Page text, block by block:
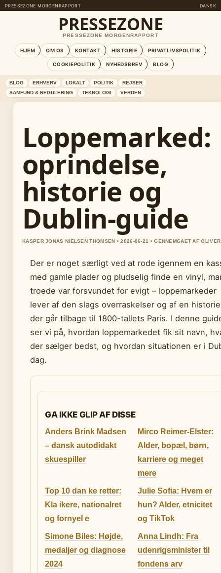
PRESSEZONE MORGENRAPPORT DANSK
PRESSEZONE
PRESSEZONE MORGENRAPPORT
HJEM OM OS KONTAKT HISTORIE PRIVATLIVSPOLITIK
COOKIEPOLITIK NYHEDSBREV BLOG
BLOG ERHVERV LOKALT POLITIK
REJSER
SAMFUND & REGULERING
TEKNOLOGI VERDEN
Loppemarked:
oprindelse,
historie og
Dublin-guide
KASPER JONAS NIELSEN THOMSEN • 2026-06-21 • GENNEMGAET AF
Der er noget særligt ved at rode igennem en
med gamle plader og pludselig finde en vinyl,
troede var forsvundet for evigt – loppemarkeder
lever af den slags overraskelser og af en
der går tilbage til 1800-tallets Paris. I denne
ser vi på, hvordan loppemarkedet fik sit navn,
der sælger bedst, og hvordan situationen er i
dag.
GA IKKE GLIP AF DISSE
Anders Brink Madsen
– dansk autodidakt
skuespiller
Mirco Reimer-Elster:
Alder, bopæl, børn,
karriere og meget
mere
Top 10 dan ke retter:
Kla ikere, nationalret
og fornyel e
Julie Sofia: Hvem er
hun? Alder, etnicitet
og TikTok
Simone Biles: Højde,
medaljer og diagnose
2024
Anna Lindh: Fra
udenrigsminister til
fondens arv